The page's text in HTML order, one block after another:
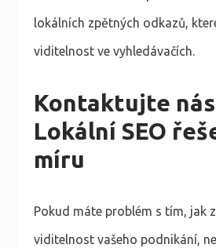
lokálních zpětných odkazů,
viditelnost ve vyhledávačích.
Kontaktujte
Lokální SEO
míru
Pokud máte problém s tím, jak
viditelnost vašeho podnikání,